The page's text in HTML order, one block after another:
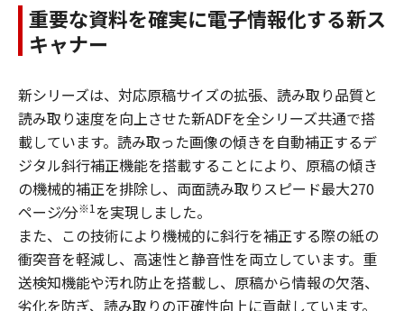
重要な資料を確実に電子情報化する新ス
キャナー
新シリーズは、対応原稿サイズの拡張、読み取り品質と
読み取り速度を向上させた新ADFを全シリーズ共通で搭
載しています。読み取った画像の傾きを自動補正するデ
ジタル斜行補正機能を搭載することにより、原稿の傾き
の機械的補正を排除し、両面読み取りスピード最大270
ページ⁄分※1 を実現しました。
また、この技術により機械的に斜行を補正する際の紙の
衝突音を軽減し、高速性と静音性を両立しています。重
送検知機能や汚れ防止を搭載し、原稿から情報の欠落、
劣化を防ぎ、読み取りの正確性向上に貢献しています。